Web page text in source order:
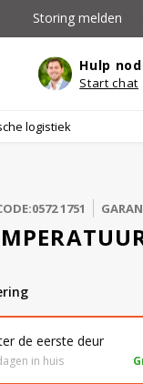
Storing melden
Hulp
Start chat
logistiek
1751
de eerste deur
in huis